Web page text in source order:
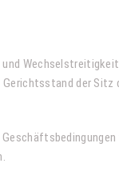
der Sitz